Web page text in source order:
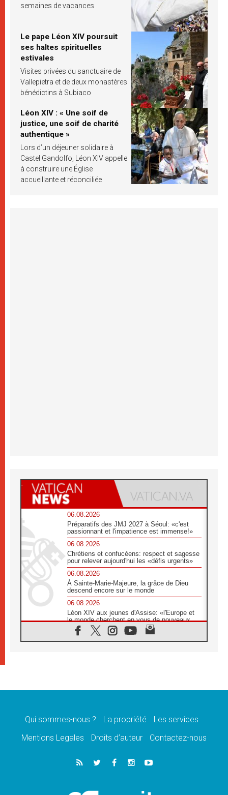
semaines de vacances
Le pape Léon XIV poursuit
ses haltes spirituelles
estivales
Visites privées du sanctuaire de
Vallepietra et de deux monastères
bénédictins à Subiaco
Léon XIV : « Une soif de
justice, une soif de charité
authentique »
Lors d’un déjeuner solidaire à
Castel Gandolfo, Léon XIV appelle
à construire une Église
accueillante et réconciliée
06.08.2026
Préparatifs des JMJ 2027 à Séoul: «c'est
passionnant et l'impatience est immense!»
06.08.2026
Chrétiens et confucéens: respect et sagesse
pour relever aujourd'hui les «défis urgents»
06.08.2026
À Sainte-Marie-Majeure, la grâce de Dieu
descend encore sur le monde
06.08.2026
Léon XIV aux jeunes d'Assise: «l'Europe et
le monde cherchent en vous de nouveaux
saints»
06.08.2026
«construire la civilisation de l'amour»
La visite du Pape en Argentine portera «un
05.08.2026
«La visite du Pape en Uruguay renforcera
Qui sommes-nous ? La propriété
Les services
Mentions Legales
Droits d’auteur Contactez-nous